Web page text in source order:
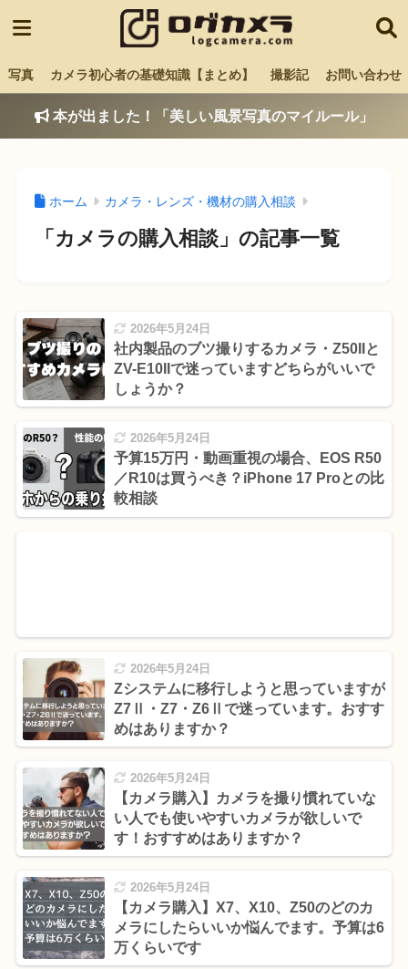
写真 カメラ初心者の基礎知識【まとめ】 撮影記 お問い合わせ
本が出ました！「美しい風景写真のマイルール」
ホーム カメラ・レンズ・機材の購入相談
「カメラの購入相談」の記事一覧
2026年5月24日
社内製品のブツ撮りするカメラ・Z50IIと
ZV-E10IIで迷っていますどちらがいいで
しょうか？
2026年5月24日
予算15万円・動画重視の場合、EOS R50
／R10は買うべき？iPhone 17 Proとの比
較相談
2026年5月24日
Zシステムに移行しようと思っていますが
Z7Ⅱ・Z7・Z6Ⅱで迷っています。おすす
めはありますか？
2026年5月24日
【カメラ購入】カメラを撮り慣れていな
い人でも使いやすいカメラが欲しいで
す！おすすめはありますか？
2026年5月24日
【カメラ購入】X7、X10、Z50のどのカ
メラにしたらいいか悩んでます。予算は6
万くらいです